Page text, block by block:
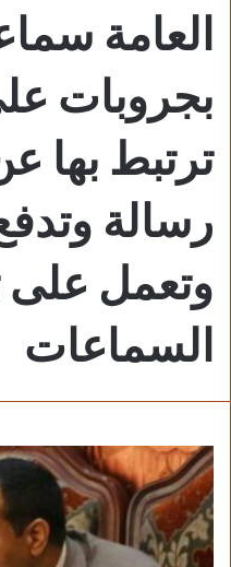
العامة
بجروبات
ترتبط بها
رسالة وتدفع
وتعمل على
السماعات